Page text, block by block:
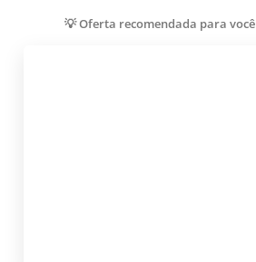
💡 Oferta recomendada para você